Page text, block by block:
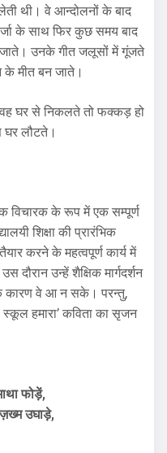
थी। वे आन्दोलनों के बाद
के साथ फिर कुछ समय बाद
उनके गीत जलूसों में गूंजते
के मीत बन जाते।
वह घर से निकलते तो फक्कड़ हो
घर लौटते।
विचारक के रूप में एक सम्पूर्ण
शिक्षा की प्रारंभिक
करने के महत्वपूर्ण कार्य में
दौरान उन्हें शैक्षिक मार्गदर्शन
कारण वे आ न सके। परन्तु,
हमारा’ कविता का सृजन
फोड़ें,
उघाड़े,